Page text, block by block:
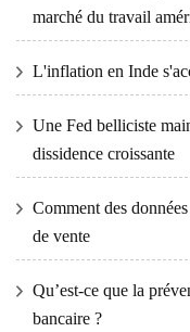
marché du travail
L'inflation en Inde
Une Fed belliciste
dissidence croissante
Comment des
de vente
Qu’est-ce que la
bancaire ?